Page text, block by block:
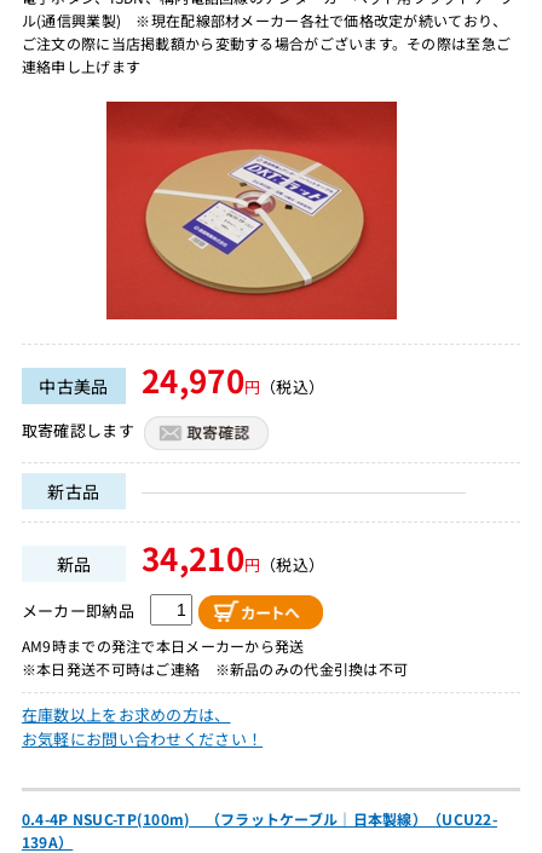
ル(通信興業製) ※現在配線部材メーカー各社で価格改定が続いており、
ご注文の際に当店掲載額から変動する場合がございます。その際は至急ご
連絡申し上げます
中古美品 24,970円 （税込）
取寄確認します
新古品
新品 34,210円 （税込）
メーカー即納品
AM9時までの発注で本日メーカーから発送
※本日発送不可時はご連絡 ※新品のみの代金引換は不可
在庫数以上をお求めの方は、
お気軽にお問い合わせください！
0.4-4P NSUC-TP(100m) （フラットケーブル｜日本製線）（UCU22-
139A）